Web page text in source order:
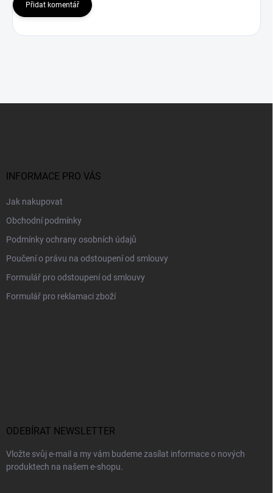
Přidat komentář
INFORMACE PRO VÁS
Jak nakupovat
Obchodní podmínky
Podmínky ochrany osobních údajů
Poučení o právu na odstoupení od smlouvy
Formulář pro odstoupení od smlouvy
Formulář pro reklamaci zboží
ODEBÍRAT NEWSLETTER
Vložte svůj e-mail a my vám budeme zasílat informace o nových
produktech na našem e-shopu.